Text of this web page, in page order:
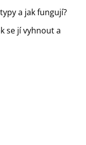
a jak fungují?
se jí vyhnout a